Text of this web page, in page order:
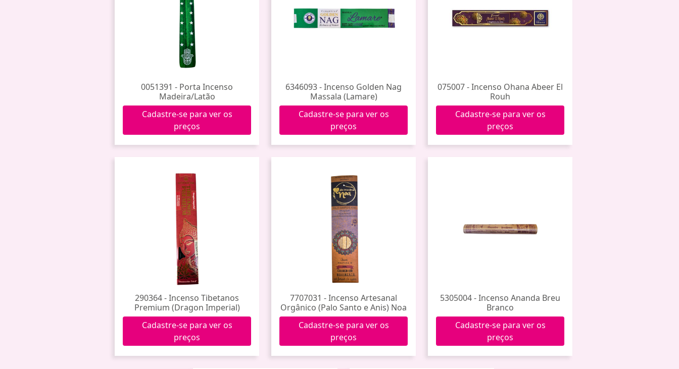
0051391 - Porta Incenso
Madeira/Latão
Cadastre-se para ver os
preços
6346093 - Incenso Golden Nag
Massala (Lamare)
Cadastre-se para ver os
preços
075007 - Incenso Ohana Abeer El
Rouh
Cadastre-se para ver os
preços
290364 - Incenso Tibetanos
Premium (Dragon Imperial)
Cadastre-se para ver os
preços
7707031 - Incenso Artesanal
Orgânico (Palo Santo e Anis) Noa
Cadastre-se para ver os
preços
5305004 - Incenso Ananda Breu
Branco
Cadastre-se para ver os
preços